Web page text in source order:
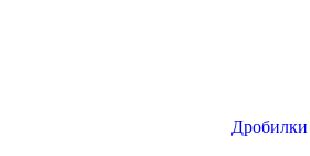
Дробилки